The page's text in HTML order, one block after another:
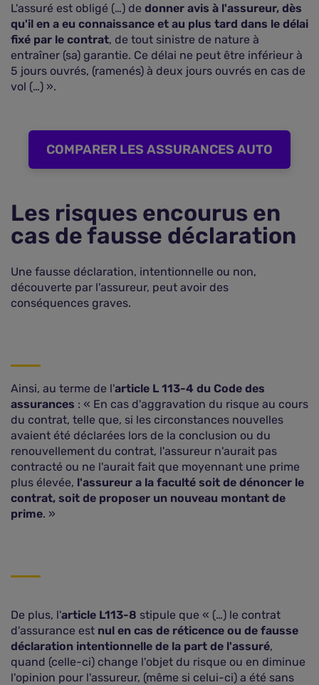
L'assuré est obligé (…) de donner avis à l'assureur, dès
qu'il en a eu connaissance et au plus tard dans le délai
fixé par le contrat, de tout sinistre de nature à
entraîner (sa) garantie. Ce délai ne peut être inférieur à
5 jours ouvrés, (ramenés) à deux jours ouvrés en cas de
vol (…) ».
COMPARER LES ASSURANCES AUTO
Les risques encourus en
cas de fausse déclaration
Une fausse déclaration, intentionnelle ou non,
découverte par l'assureur, peut avoir des
conséquences graves.
Ainsi, au terme de l'article L 113-4 du Code des
assurances : « En cas d'aggravation du risque au cours
du contrat, telle que, si les circonstances nouvelles
avaient été déclarées lors de la conclusion ou du
renouvellement du contrat, l'assureur n'aurait pas
contracté ou ne l'aurait fait que moyennant une prime
plus élevée, l'assureur a la faculté soit de dénoncer le
contrat, soit de proposer un nouveau montant de
prime. »
De plus, l'article L113-8 stipule que « (…) le contrat
d'assurance est nul en cas de réticence ou de fausse
déclaration intentionnelle de la part de l'assuré,
quand (celle-ci) change l'objet du risque ou en diminue
l'opinion pour l'assureur, (même si celui-ci) a été sans